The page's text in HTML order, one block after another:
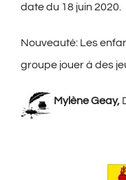
date du 18 juin 2020.
Nouveauté: Les
groupe jouer à des
Mylène Geay,